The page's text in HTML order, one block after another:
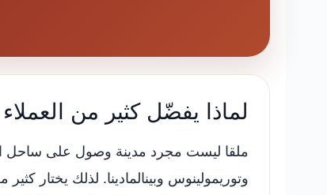
لماذا يفضّل كثير من
ملقا ليست مجرد مدينة وصول على ساحل
وتوريمولينوس وبينالمادينا. لذلك يختار